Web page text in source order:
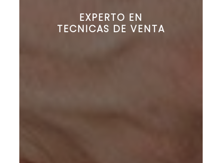
EXPERTO EN
TECNICAS DE VENTA